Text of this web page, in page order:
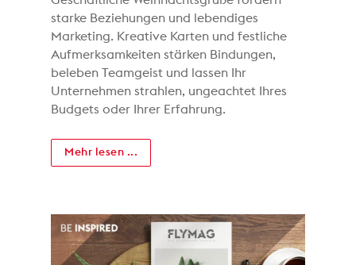
starke Beziehungen und lebendiges
Marketing. Kreative Karten und festliche
Aufmerksamkeiten stärken Bindungen,
beleben Teamgeist und lassen Ihr
Unternehmen strahlen, ungeachtet Ihres
Budgets oder Ihrer Erfahrung.
Mehr lesen ...